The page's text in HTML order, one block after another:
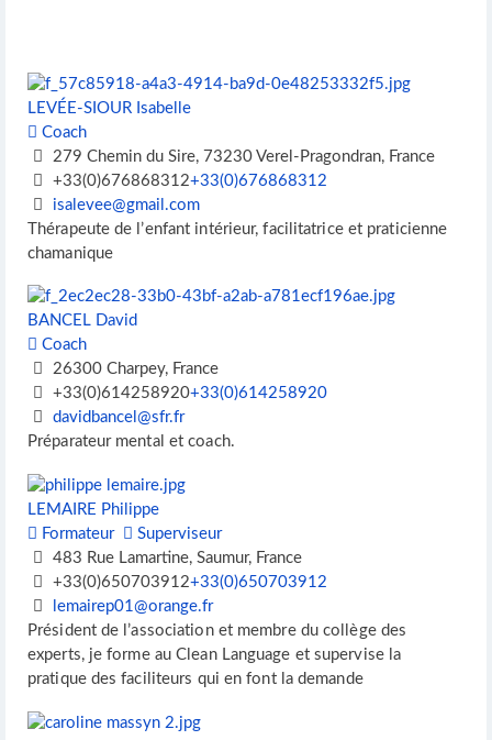
LEVÉE-SIOUR Isabelle
Coach
279 Chemin du Sire, 73230 Verel-Pragondran, France
+33(0)676868312+33(0)676868312
isalevee@gmail.com
Thérapeute de l’enfant intérieur, facilitatrice et praticienne
chamanique
BANCEL David
Coach
26300 Charpey, France
+33(0)614258920+33(0)614258920
davidbancel@sfr.fr
Préparateur mental et coach.
LEMAIRE Philippe
Formateur
Superviseur
483 Rue Lamartine, Saumur, France
+33(0)650703912+33(0)650703912
lemairep01@orange.fr
Président de l’association et membre du collège des
experts, je forme au Clean Language et supervise la
pratique des faciliteurs qui en font la demande